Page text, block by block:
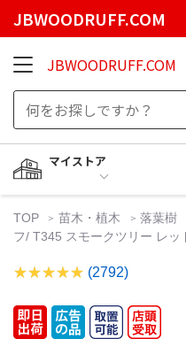
JBWOODRUFF.COM
JBWOODRUFF.COM
マイストア
TOP 苗木・植木 落葉樹
フ/ T345 スモークツリー レッ
(2792)